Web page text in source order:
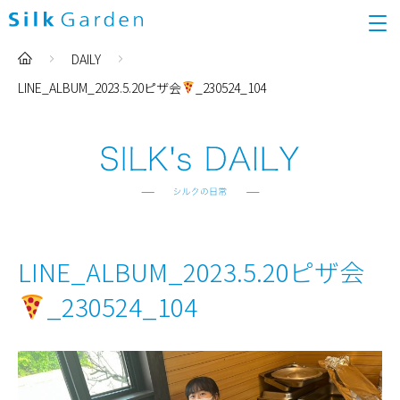
DAILY
LINE_ALBUM_2023.5.20ピザ会
_230524_104
LINE_ALBUM_2023.5.20ピザ会
_230524_104